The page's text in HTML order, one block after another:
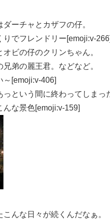
ーチャとカザフの仔。
りでフレンドリー[emoji:v-266]
ビの仔のクリンちゃん。
弟の麗王君。などなど。
～[emoji:v-406]
という間に終わってしまっ
んな景色[emoji:v-159]
んな日々が続くんだなぁ。